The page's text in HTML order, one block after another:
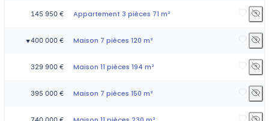
145 950 € Appartement 3 pièces 71 m²
▼400 000 € Maison 7 pièces 120 m²
329 900 € Maison 11 pièces 194 m²
395 000 € Maison 7 pièces 150 m²